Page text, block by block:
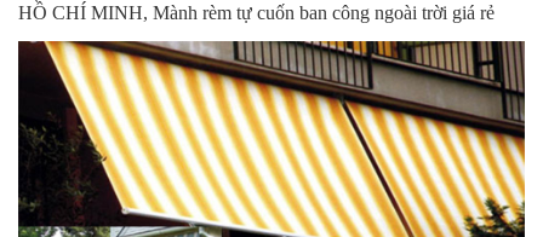
HỒ CHÍ MINH, Mành rèm tự cuốn ban công ngoài trời giá rẻ